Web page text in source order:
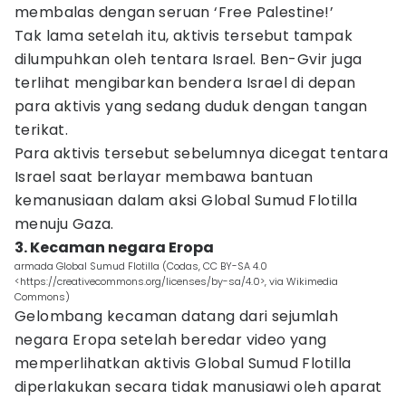
membalas dengan seruan ‘Free Palestine!’
Tak lama setelah itu, aktivis tersebut tampak
dilumpuhkan oleh tentara Israel. Ben-Gvir juga
terlihat mengibarkan bendera Israel di depan
para aktivis yang sedang duduk dengan tangan
terikat.
Para aktivis tersebut sebelumnya dicegat tentara
Israel saat berlayar membawa bantuan
kemanusiaan dalam aksi Global Sumud Flotilla
menuju Gaza.
3. Kecaman negara Eropa
armada Global Sumud Flotilla (Codas, CC BY-SA 4.0
<https://creativecommons.org/licenses/by-sa/4.0>, via Wikimedia
Commons)
Gelombang kecaman datang dari sejumlah
negara Eropa setelah beredar video yang
memperlihatkan aktivis Global Sumud Flotilla
diperlakukan secara tidak manusiawi oleh aparat